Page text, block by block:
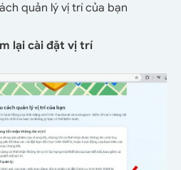
quản lý vị trí của bạn
lại cài đặt vị trí